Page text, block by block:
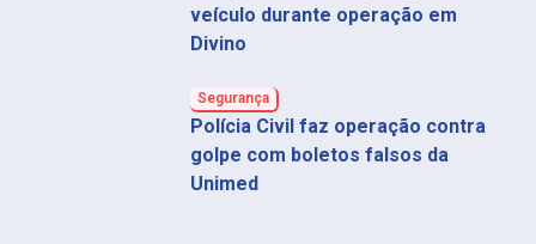
veículo durante operação em
Divino
Segurança
Polícia Civil faz operação contra
golpe com boletos falsos da
Unimed